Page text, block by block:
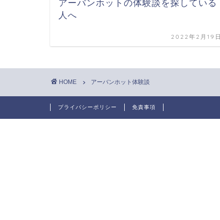
アーバンホットの体験談を探している
人へ
2022年2月19
HOME アーバンホット体験談
プライバシーポリシー 免責事項